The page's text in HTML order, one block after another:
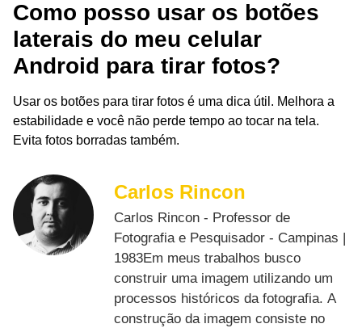
Como posso usar os botões
laterais do meu celular
Android para tirar fotos?
Usar os botões para tirar fotos é uma dica útil. Melhora a
estabilidade e você não perde tempo ao tocar na tela.
Evita fotos borradas também.
Carlos Rincon
Carlos Rincon - Professor de
Fotografia e Pesquisador - Campinas |
1983Em meus trabalhos busco
construir uma imagem utilizando um
processos históricos da fotografia. A
construção da imagem consiste no